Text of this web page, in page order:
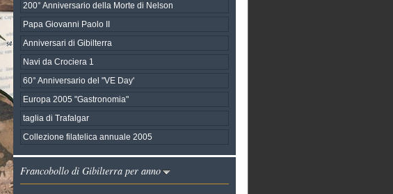
200° Anniversario della Morte di Nelson
Papa Giovanni Paolo II
Anniversari di Gibilterra
Navi da Crociera 1
60° Anniversario del "VE Day'
Europa 2005 "Gastronomia"
taglia di Trafalgar
Collezione filatelica annuale 2005
Francobollo di Gibilterra per anno